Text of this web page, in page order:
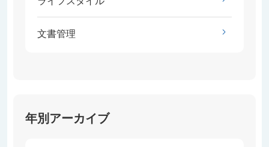
文書管理
年別アーカイブ